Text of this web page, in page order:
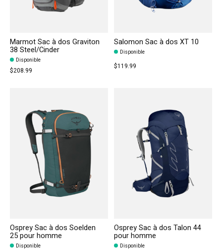
Marmot Sac à dos Graviton
38 Steel/Cinder
Disponible
$208.99
Salomon Sac à dos XT 10
Disponible
$119.99
Osprey Sac à dos Soelden
25 pour homme
Disponible
Osprey Sac à dos Talon 44
pour homme
Disponible